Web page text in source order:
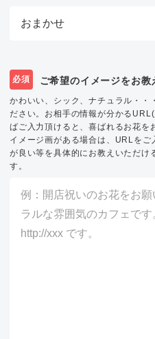
必須 ご希望のイメージをお教
かわいい、シック、ナチュラル・・
ださい。お相手の情報が分かる
ばご入力頂けると、喜ばれるお花を
イメージ画がある場合は、URLをご
が良い等を具体的にお教えいただけ
す。